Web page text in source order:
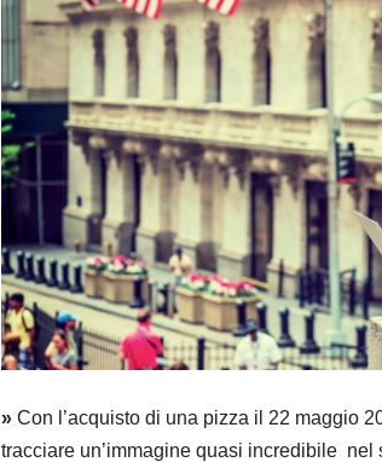
» Con l’acquisto di una pizza il 22 maggio
tracciare un’immagine quasi incredibile nel